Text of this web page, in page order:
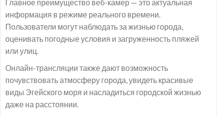
Главное преимущество веб-камер — это актуальная
информация в режиме реального времени.
Пользователи могут наблюдать за жизнью города,
оценивать погодные условия и загруженность пляжей
или улиц.
Онлайн-трансляции также дают возможность
почувствовать атмосферу города, увидеть красивые
виды Эгейского моря и насладиться городской жизнью
даже на расстоянии.